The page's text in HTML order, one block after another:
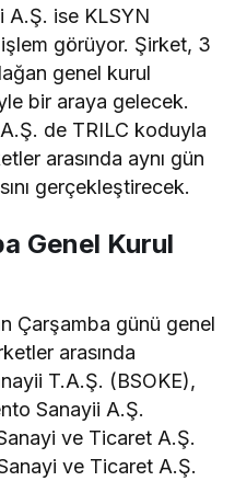
A.Ş. ise KLSYN
görüyor. Şirket, 3
genel kurul
bir araya gelecek.
de TRILC koduyla
arasında aynı gün
gerçekleştirecek.
Genel Kurul
Çarşamba günü genel
arasında
T.A.Ş. (BSOKE),
Sanayii A.Ş.
ve Ticaret A.Ş.
ve Ticaret A.Ş.